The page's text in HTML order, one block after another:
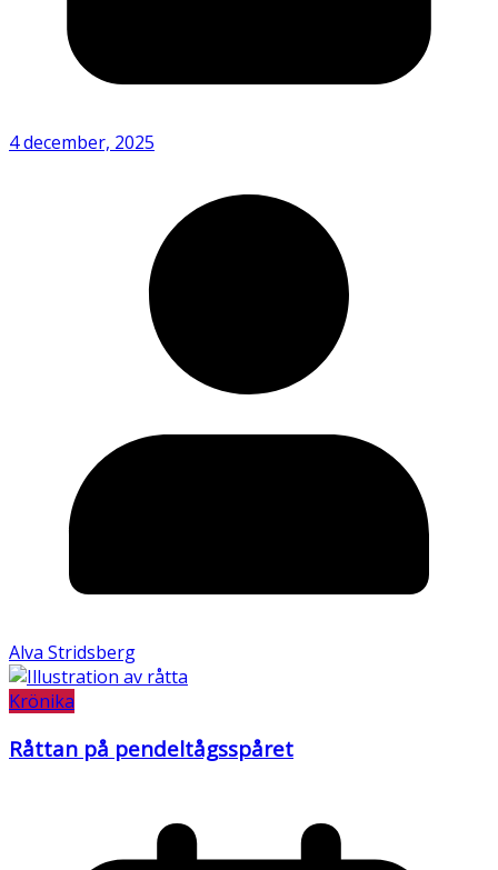
4 december, 2025
Alva Stridsberg
Krönika
Råttan på pendeltågsspåret